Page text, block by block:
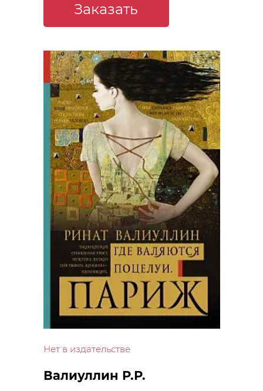
Заказать
Нет в издательстве
Валиуллин Р.Р.